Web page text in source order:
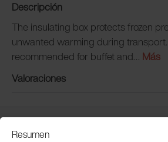
Descripción
The insulating box protects frozen
unwanted warming during transport.
recommended for buffet and… Más
Valoraciones
Servicio de atención al cliente
Resumen